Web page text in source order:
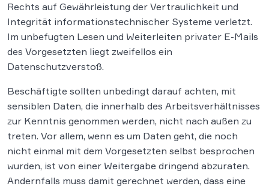
Rechts auf Gewährleistung der Vertraulichkeit und
Integrität informationstechnischer Systeme verletzt.
Im unbefugten Lesen und Weiterleiten privater E-Mails
des Vorgesetzten liegt zweifellos ein
Datenschutzverstoß.
Beschäftigte sollten unbedingt darauf achten, mit
sensiblen Daten, die innerhalb des Arbeitsverhältnisses
zur Kenntnis genommen werden, nicht nach außen zu
treten. Vor allem, wenn es um Daten geht, die noch
nicht einmal mit dem Vorgesetzten selbst besprochen
wurden, ist von einer Weitergabe dringend abzuraten.
Andernfalls muss damit gerechnet werden, dass eine